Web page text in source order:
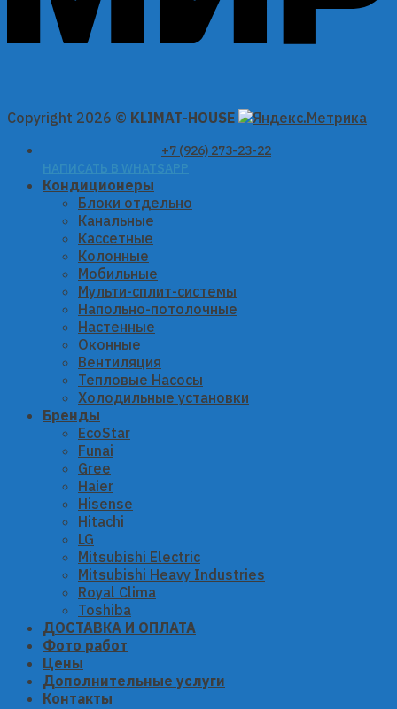
Copyright 2026 © KLIMAT-HOUSE
+7 (926) 273-23-22
НАПИСАТЬ В WHATSAPP
Кондиционеры
Блоки отдельно
Канальные
Кассетные
Колонные
Мобильные
Мульти-сплит-системы
Напольно-потолочные
Настенные
Оконные
Вентиляция
Тепловые Насосы
Холодильные установки
Бренды
EcoStar
Funai
Gree
Haier
Hisense
Hitachi
LG
Mitsubishi Electric
Mitsubishi Heavy Industries
Royal Clima
Toshiba
ДОСТАВКА И ОПЛАТА
Фото работ
Цены
Дополнительные услуги
Контакты